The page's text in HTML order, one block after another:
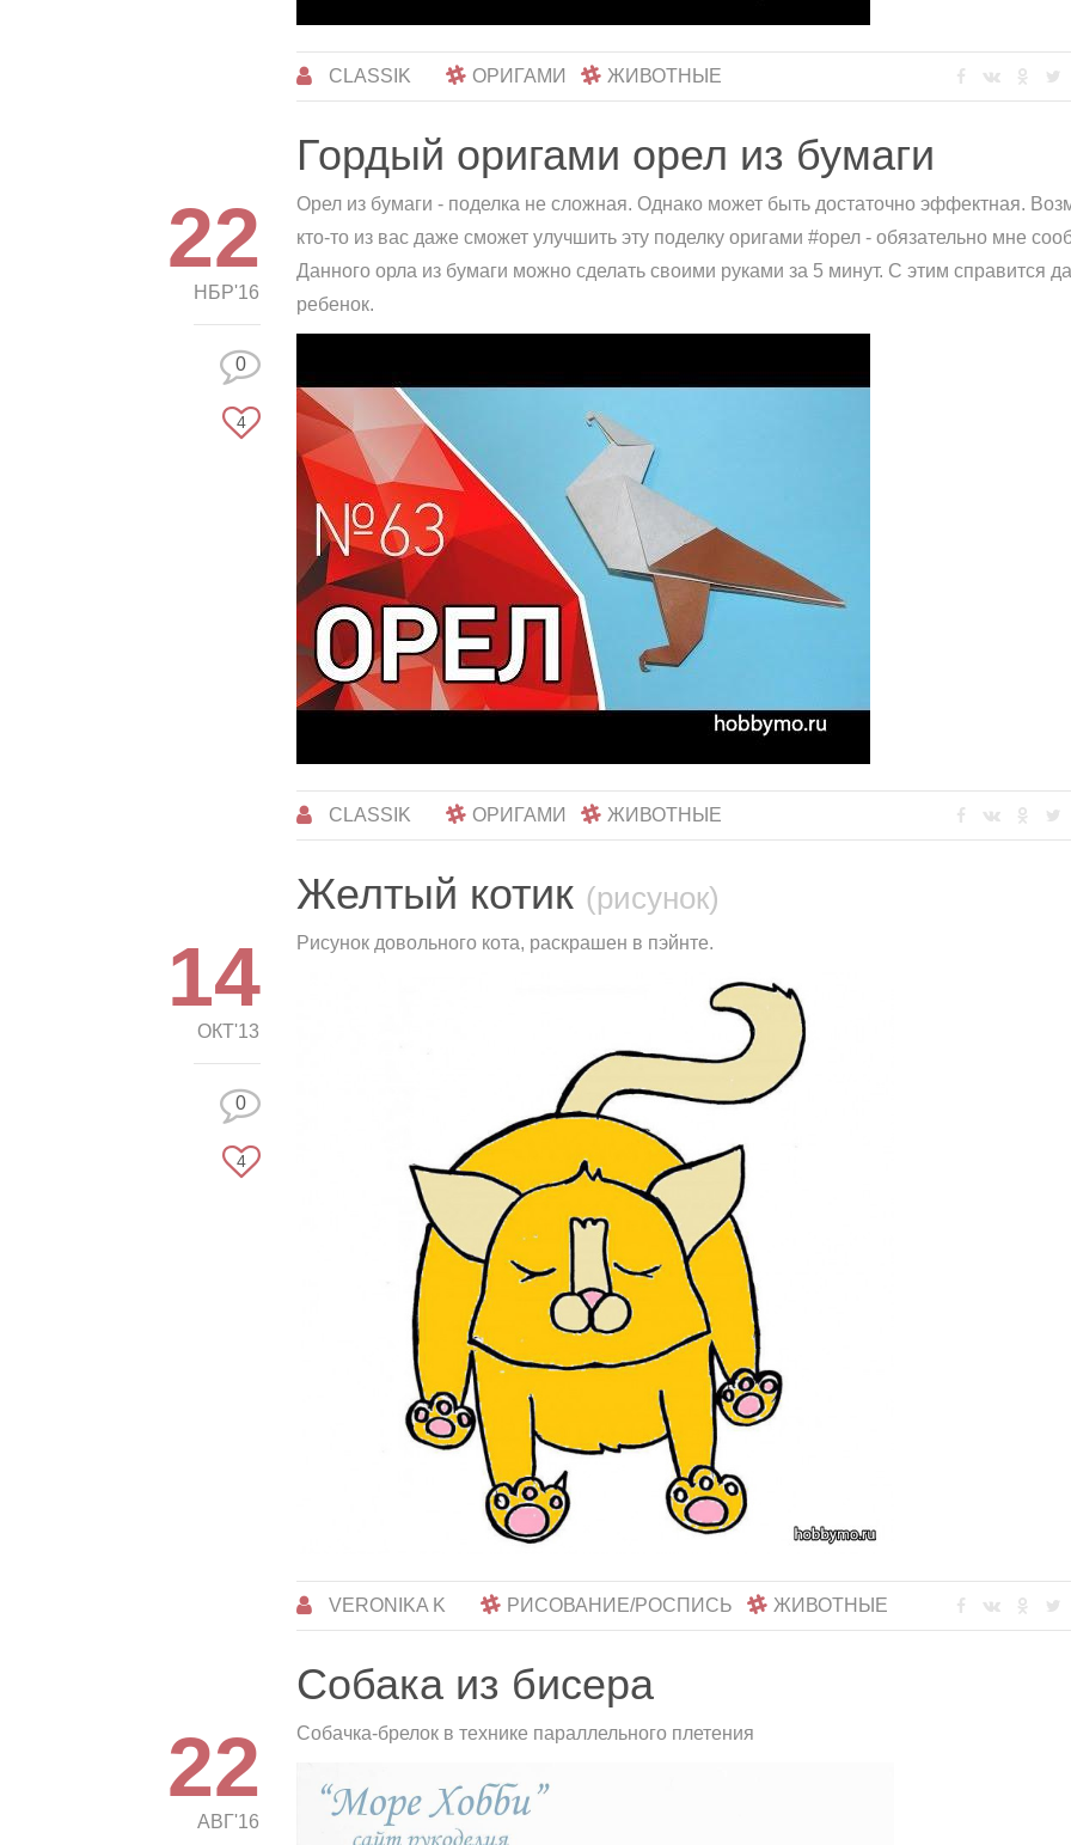
CLASSIK ОРИГАМИ ЖИВОТНЫЕ
22
НБР'16
0
4
Гордый оригами орел из бумаги
Орел из бумаги - поделка не сложная. Однако может быть достаточно эффектная.
кто-то из вас даже сможет улучшить эту поделку оригами #орел - обязательно мне
Данного орла из бумаги можно сделать своими руками за 5 минут. С этим справится
ребенок.
CLASSIK ОРИГАМИ ЖИВОТНЫЕ
14
ОКТ'13
0
4
Желтый котик (рисунок)
Рисунок довольного кота, раскрашен в пэйнте.
VERONIKA K РИСОВАНИЕ/РОСПИСЬ ЖИВОТНЫЕ
22
АВГ'16
Собака из бисера
Собачка-брелок в технике параллельного плетения